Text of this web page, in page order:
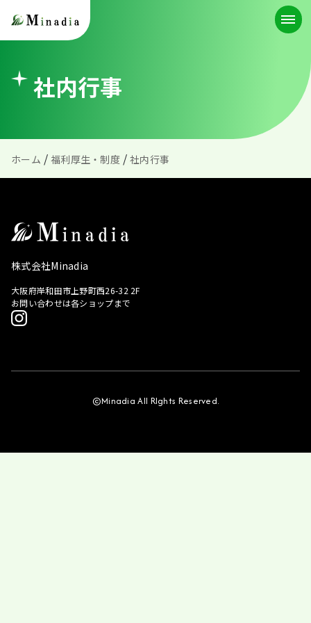
社内行事
ホーム / 福利厚生・制度 /社内行事
株式会社Minadia
大阪府岸和田市上野町西26-32 2F
お問い合わせは各ショップまで
©Minadia All RIghts Reserved.